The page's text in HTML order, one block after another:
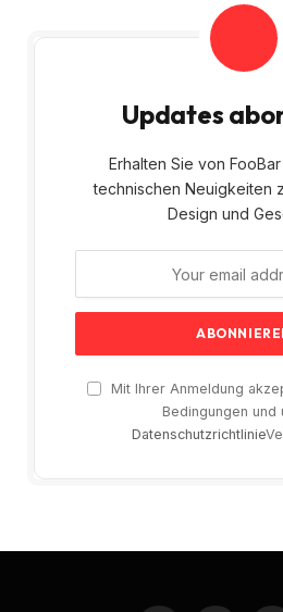
Updates
Erhalten Sie von
technischen Neuigkeiten
Design und
Mit Ihrer Anmeldung
Bedingungen und
Datenschutzrichtlinie